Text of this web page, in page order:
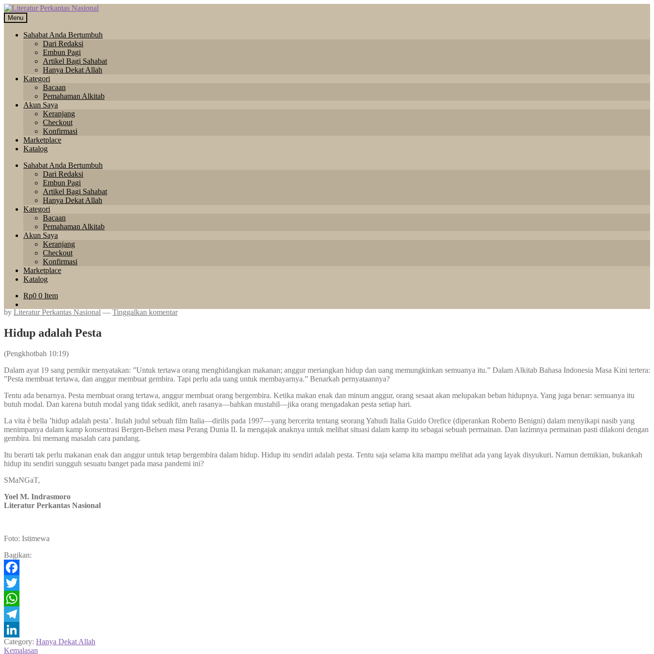
Skip
to
navigation
Langsung
ke
isi
Menu
Sahabat Anda Bertumbuh
Dari Redaksi
Embun Pagi
Artikel Bagi Sahabat
Hanya Dekat Allah
Kategori
Bacaan
Pemahaman Alkitab
Akun Saya
Keranjang
Checkout
Konfirmasi
Marketplace
Katalog
Sahabat Anda Bertumbuh
Dari Redaksi
Embun Pagi
Artikel Bagi Sahabat
Hanya Dekat Allah
Kategori
Bacaan
Pemahaman Alkitab
Akun Saya
Keranjang
Checkout
Konfirmasi
Marketplace
Katalog
Rp0 0 Item
by Literatur Perkantas Nasional — Tinggalkan komentar
Hidup adalah Pesta
(Pengkhotbah 10:19)
Dalam ayat 19 sang pemikir menyatakan: ”Untuk tertawa orang menghidangkan makanan; anggur meriangkan hidup dan uang memungkinkan semuanya itu.” Dalam Alkitab Bahasa Indonesia Masa Kini tertera:
”Pesta membuat tertawa, dan anggur membuat gembira. Tapi perlu ada uang untuk membayarnya.” Benarkah pernyataannya?
Tentu ada benarnya. Pesta membuat orang tertawa, anggur membuat orang bergembira. Ketika makan enak dan minum anggur, orang sesaat akan melupakan beban hidupnya. Yang juga benar: semuanya itu
butuh modal. Dan karena butuh modal yang tidak sedikit, aneh rasanya—bahkan mustahil—jika orang mengadakan pesta setiap hari.
La vita è bella ’hidup adalah pesta’. Itulah judul sebuah film Italia—dirilis pada 1997—yang bercerita tentang seorang Yahudi Italia Guido Orefice (diperankan Roberto Benigni) dalam menyikapi nasib yang
menimpanya dalam kamp konsentrasi Bergen-Belsen masa Perang Dunia II. Ia mengajak anaknya untuk melihat situasi dalam kamp itu sebagai sebuah permainan. Dan lazimnya permainan pasti dilakoni dengan
gembira. Ini memang masalah cara pandang.
Itu berarti tak perlu makanan enak dan anggur untuk tetap bergembira dalam hidup. Hidup itu sendiri adalah pesta. Tentu saja selama kita mampu melihat ada yang layak disyukuri. Namun demikian, bukankah
hidup itu sendiri sungguh sesuatu banget pada masa pandemi ini?
SMaNGaT,
Yoel M. Indrasmoro
Literatur Perkantas Nasional
Foto: Istimewa
Bagikan:
Facebook
Twitter
WhatsApp
Telegram
LinkedIn
Category: Hanya Dekat Allah
Previous
Kemalasan